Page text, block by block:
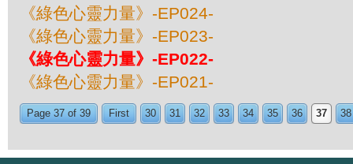
《綠色心靈力量》-EP024-
《綠色心靈力量》-EP023-
《綠色心靈力量》-EP022-
《綠色心靈力量》-EP021-
Page 37 of 39 First 30 31 32 33 34 35 36 37 38